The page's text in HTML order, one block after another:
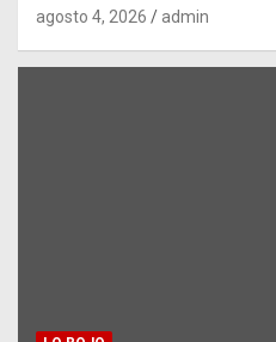
agosto 4, 2026 admin